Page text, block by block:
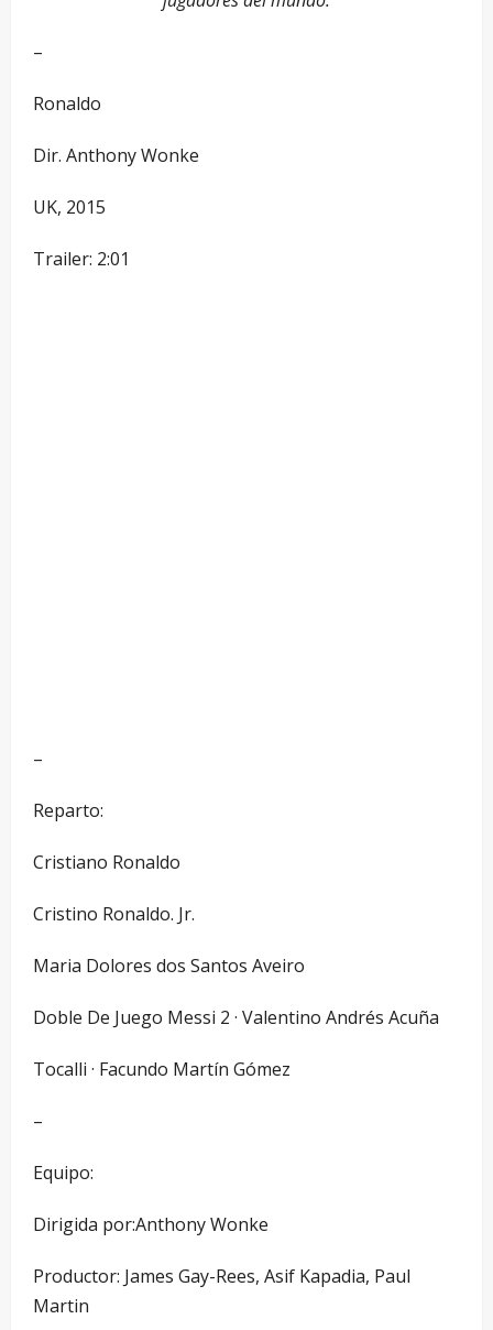
–
Ronaldo
Dir. Anthony Wonke
UK, 2015
Trailer: 2:01
–
Reparto:
Cristiano Ronaldo
Cristino Ronaldo. Jr.
Maria Dolores dos Santos Aveiro
Doble De Juego Messi 2 · Valentino Andrés Acuña
Tocalli · Facundo Martín Gómez
–
Equipo:
Dirigida por:Anthony Wonke
Productor: James Gay-Rees, Asif Kapadia, Paul
Martin